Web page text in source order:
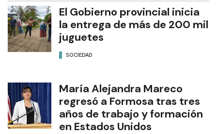
El Gobierno provincial inicia
la entrega de más de 200 mil
juguetes
SOCIEDAD
María Alejandra Mareco
regresó a Formosa tras tres
años de trabajo y formación
en Estados Unidos